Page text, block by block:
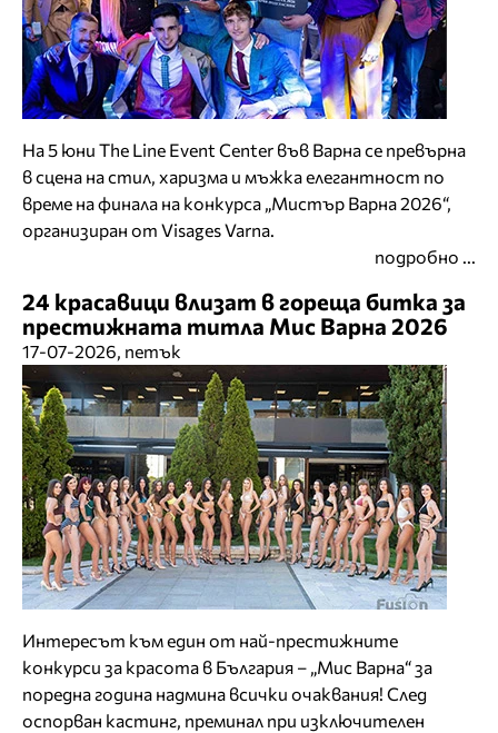
На 5 юни The Line Event Center във Варна се превърна
в сцена на стил, харизма и мъжка елегантност по
време на финала на конкурса „Мистър Варна 2026“,
организиран от Visages Varna.
подробно ...
24 красавици влизат в гореща битка за
престижната титла Мис Варна 2026
17-07-2026, петък
Интересът към един от най-престижните
конкурси за красота в България – „Мис Варна“ за
поредна година надмина всички очаквания! След
оспорван кастинг, преминал при изключителен